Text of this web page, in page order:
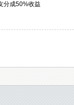
分成50%收益